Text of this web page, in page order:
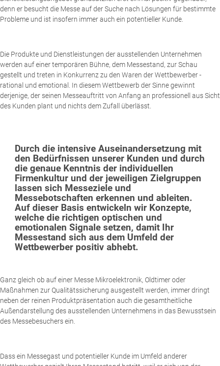
denn er besucht die Messe auf der Suche nach Lösungen für bestimmte
Probleme und ist insofern immer auch ein potentieller Kunde.
Die Produkte und Dienstleistungen der ausstellenden Unternehmen
werden auf einer temporären Bühne, dem Messestand, zur Schau
gestellt und treten in Konkurrenz zu den Waren der Wettbewerber -
rational und emotional. In diesem Wettbewerb der Sinne gewinnt
derjenige, der seinen Messeauftritt von Anfang an professionell aus Sicht
des Kunden plant und nichts dem Zufall überlässt.
Durch die intensive Auseinandersetzung mit
den Bedürfnissen unserer Kunden und durch
die genaue Kenntnis der individuellen
Firmenkultur und der jeweiligen Zielgruppen
lassen sich Messeziele und
Messebotschaften erkennen und ableiten.
Auf dieser Basis entwickeln wir Konzepte,
welche die richtigen optischen und
emotionalen Signale setzen, damit Ihr
Messestand sich aus dem Umfeld der
Wettbewerber positiv abhebt.
Ganz gleich ob auf einer Messe Mikroelektronik, Oldtimer oder
Maßnahmen zur Qualitätssicherung ausgestellt werden, immer dringt
neben der reinen Produktpräsentation auch die gesamtheitliche
Außendarstellung des ausstellenden Unternehmens in das Bewusstsein
des Messebesuchers ein.
Dass ein Messegast und potentieller Kunde im Umfeld anderer